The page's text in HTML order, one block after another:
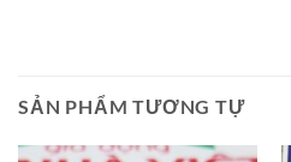
SẢN PHẨM TƯƠNG TỰ